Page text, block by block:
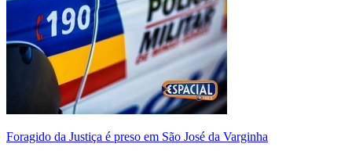
Foragido da Justiça é preso em São José da Varginha